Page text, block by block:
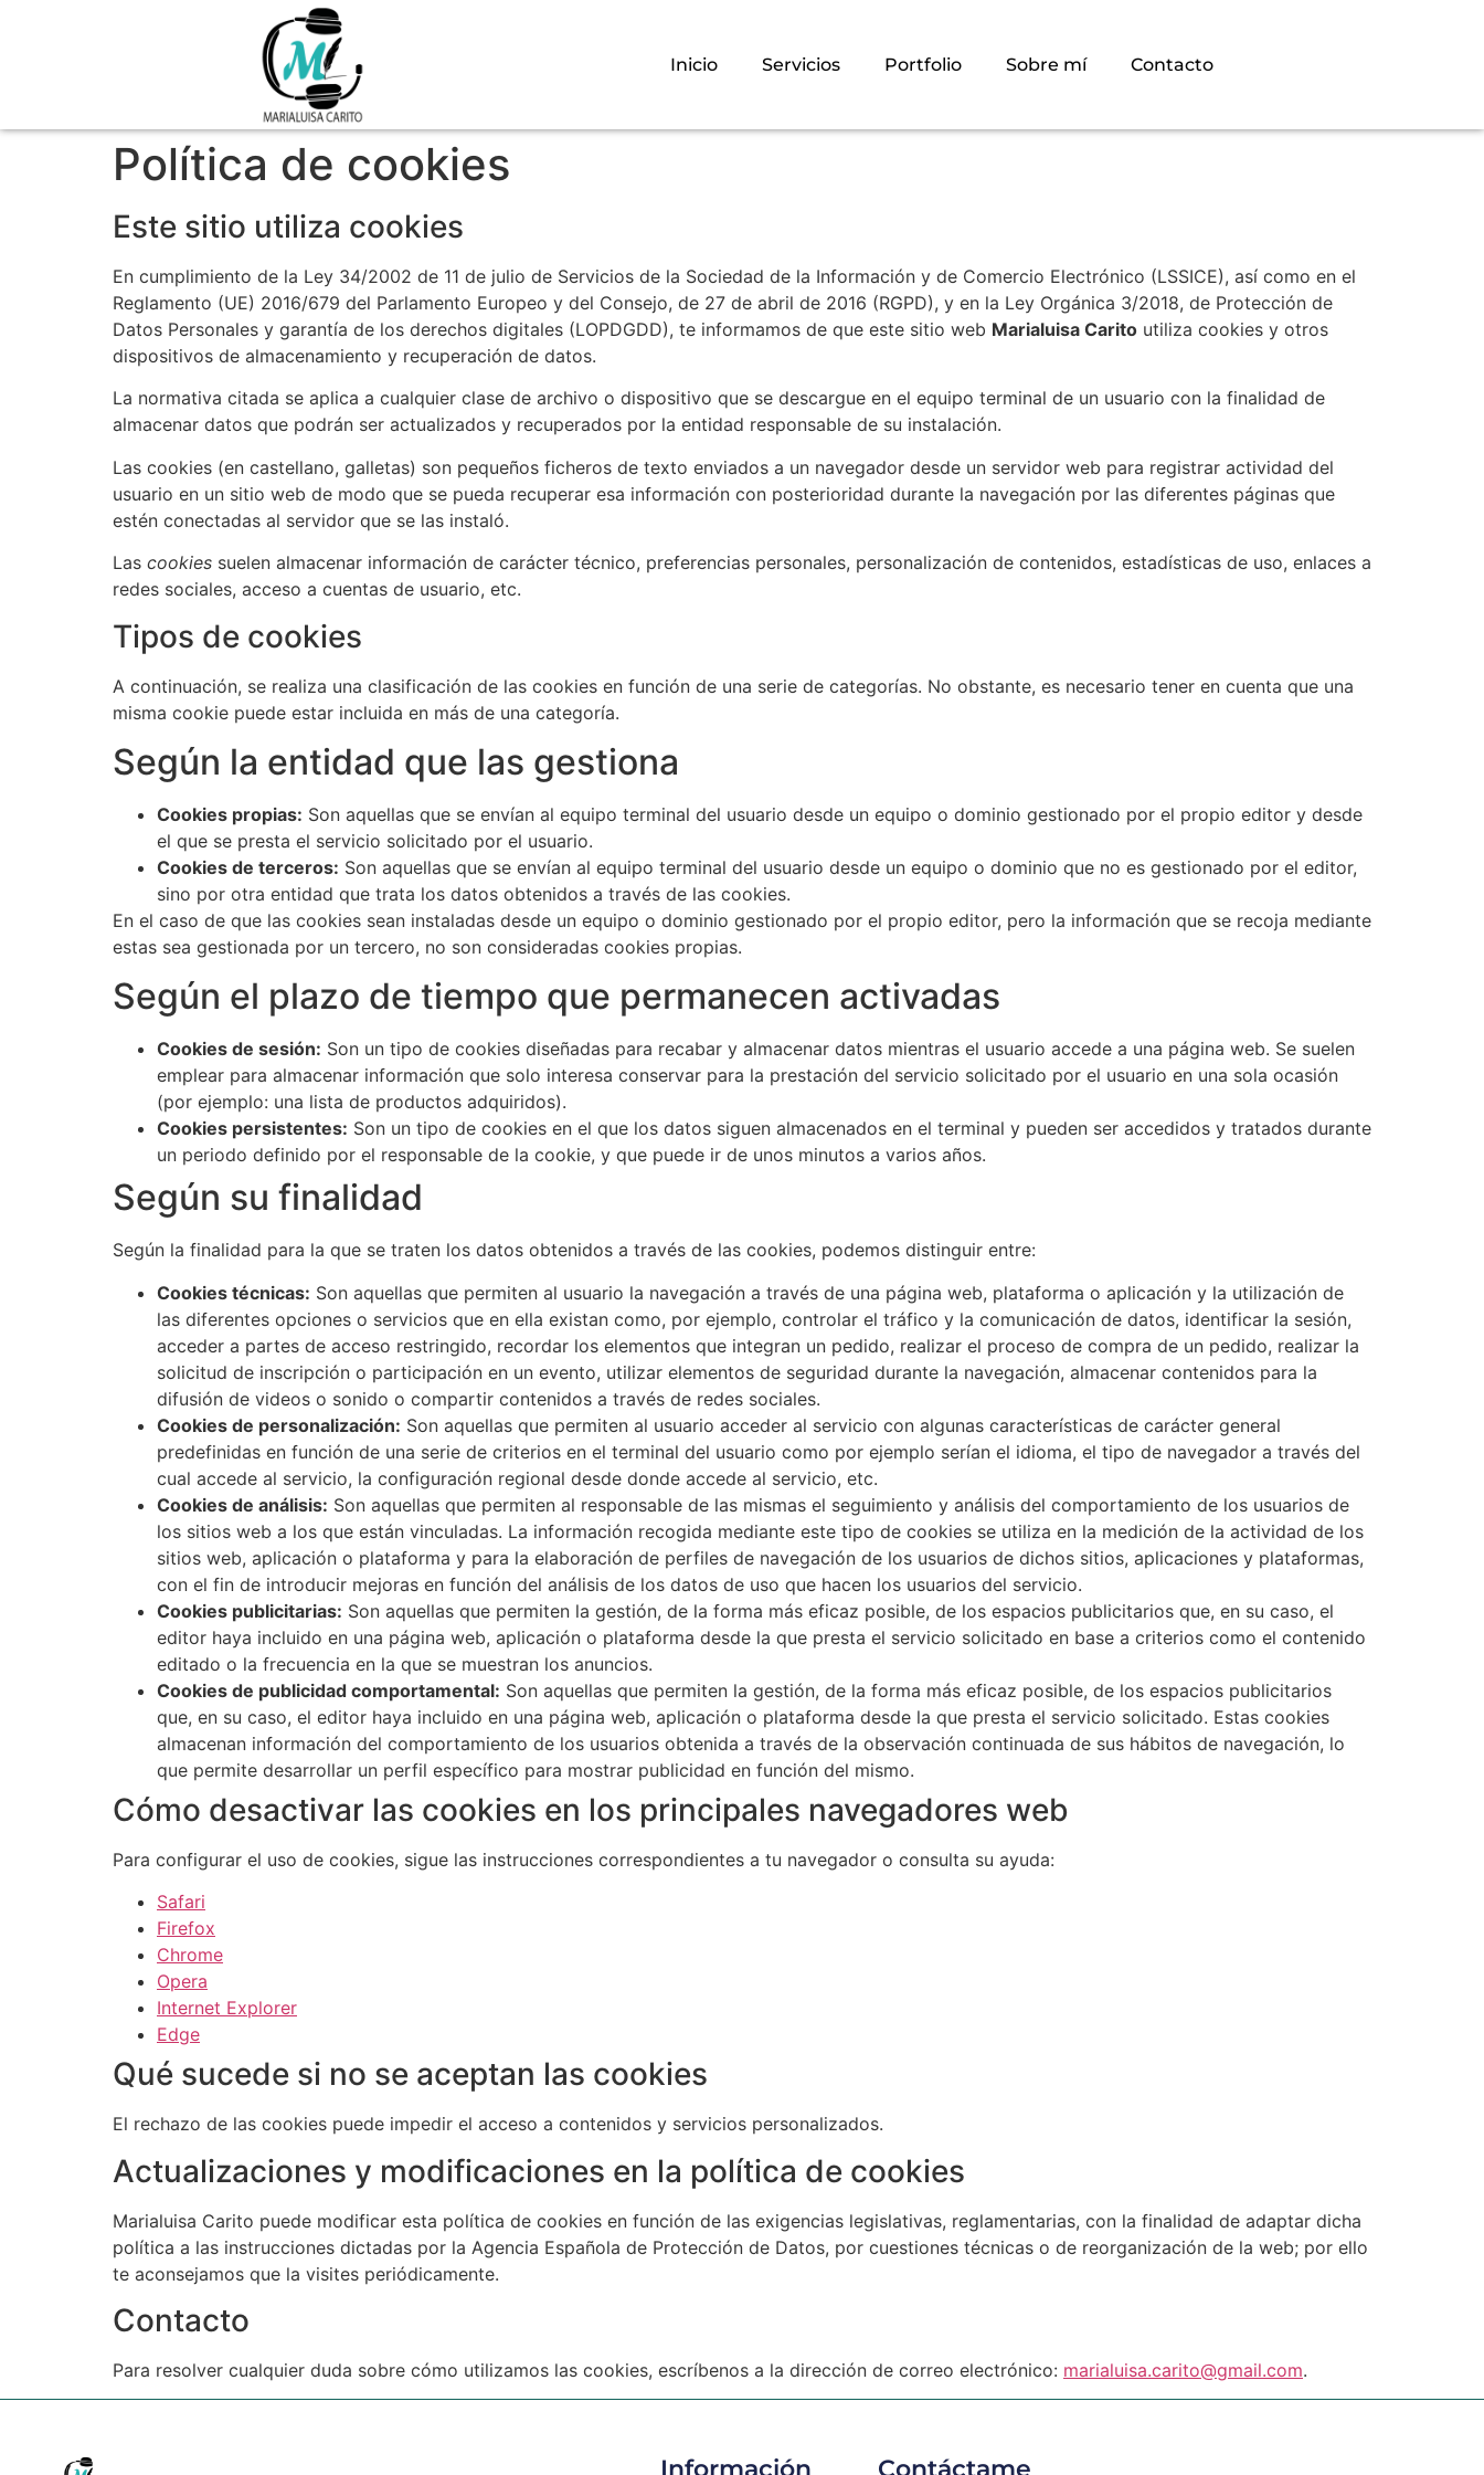
Inicio Servicios Portfolio Sobre mí Contacto
Política de cookies
Este sitio utiliza cookies
En cumplimiento de la Ley 34/2002 de 11 de julio de Servicios de la Sociedad de la Información y de Comercio Electrónico (LSSICE), así como en el
Reglamento (UE) 2016/679 del Parlamento Europeo y del Consejo, de 27 de abril de 2016 (RGPD), y en la Ley Orgánica 3/2018, de Protección de
Datos Personales y garantía de los derechos digitales (LOPDGDD), te informamos de que este sitio web Marialuisa Carito utiliza cookies y otros
dispositivos de almacenamiento y recuperación de datos.
La normativa citada se aplica a cualquier clase de archivo o dispositivo que se descargue en el equipo terminal de un usuario con la finalidad de
almacenar datos que podrán ser actualizados y recuperados por la entidad responsable de su instalación.
Las cookies (en castellano, galletas) son pequeños ficheros de texto enviados a un navegador desde un servidor web para registrar actividad del
usuario en un sitio web de modo que se pueda recuperar esa información con posterioridad durante la navegación por las diferentes páginas que
estén conectadas al servidor que se las instaló.
Las cookies suelen almacenar información de carácter técnico, preferencias personales, personalización de contenidos, estadísticas de uso, enlaces a
redes sociales, acceso a cuentas de usuario, etc.
Tipos de cookies
A continuación, se realiza una clasificación de las cookies en función de una serie de categorías. No obstante, es necesario tener en cuenta que una
misma cookie puede estar incluida en más de una categoría.
Según la entidad que las gestiona
Cookies propias: Son aquellas que se envían al equipo terminal del usuario desde un equipo o dominio gestionado por el propio editor y desde
el que se presta el servicio solicitado por el usuario.
Cookies de terceros: Son aquellas que se envían al equipo terminal del usuario desde un equipo o dominio que no es gestionado por el editor,
sino por otra entidad que trata los datos obtenidos a través de las cookies.
En el caso de que las cookies sean instaladas desde un equipo o dominio gestionado por el propio editor, pero la información que se recoja mediante
estas sea gestionada por un tercero, no son consideradas cookies propias.
Según el plazo de tiempo que permanecen activadas
Cookies de sesión: Son un tipo de cookies diseñadas para recabar y almacenar datos mientras el usuario accede a una página web. Se suelen
emplear para almacenar información que solo interesa conservar para la prestación del servicio solicitado por el usuario en una sola ocasión
(por ejemplo: una lista de productos adquiridos).
Cookies persistentes: Son un tipo de cookies en el que los datos siguen almacenados en el terminal y pueden ser accedidos y tratados durante
un periodo definido por el responsable de la cookie, y que puede ir de unos minutos a varios años.
Según su finalidad
Según la finalidad para la que se traten los datos obtenidos a través de las cookies, podemos distinguir entre:
Cookies técnicas: Son aquellas que permiten al usuario la navegación a través de una página web, plataforma o aplicación y la utilización de
las diferentes opciones o servicios que en ella existan como, por ejemplo, controlar el tráfico y la comunicación de datos, identificar la sesión,
acceder a partes de acceso restringido, recordar los elementos que integran un pedido, realizar el proceso de compra de un pedido, realizar la
solicitud de inscripción o participación en un evento, utilizar elementos de seguridad durante la navegación, almacenar contenidos para la
difusión de videos o sonido o compartir contenidos a través de redes sociales.
Cookies de personalización: Son aquellas que permiten al usuario acceder al servicio con algunas características de carácter general
predefinidas en función de una serie de criterios en el terminal del usuario como por ejemplo serían el idioma, el tipo de navegador a través del
cual accede al servicio, la configuración regional desde donde accede al servicio, etc.
Cookies de análisis: Son aquellas que permiten al responsable de las mismas el seguimiento y análisis del comportamiento de los usuarios de
los sitios web a los que están vinculadas. La información recogida mediante este tipo de cookies se utiliza en la medición de la actividad de los
sitios web, aplicación o plataforma y para la elaboración de perfiles de navegación de los usuarios de dichos sitios, aplicaciones y plataformas,
con el fin de introducir mejoras en función del análisis de los datos de uso que hacen los usuarios del servicio.
Cookies publicitarias: Son aquellas que permiten la gestión, de la forma más eficaz posible, de los espacios publicitarios que, en su caso, el
editor haya incluido en una página web, aplicación o plataforma desde la que presta el servicio solicitado en base a criterios como el contenido
editado o la frecuencia en la que se muestran los anuncios.
Cookies de publicidad comportamental: Son aquellas que permiten la gestión, de la forma más eficaz posible, de los espacios publicitarios
que, en su caso, el editor haya incluido en una página web, aplicación o plataforma desde la que presta el servicio solicitado. Estas cookies
almacenan información del comportamiento de los usuarios obtenida a través de la observación continuada de sus hábitos de navegación, lo
que permite desarrollar un perfil específico para mostrar publicidad en función del mismo.
Cómo desactivar las cookies en los principales navegadores web
Para configurar el uso de cookies, sigue las instrucciones correspondientes a tu navegador o consulta su ayuda:
Safari
Firefox
Chrome
Opera
Internet Explorer
Edge
Qué sucede si no se aceptan las cookies
El rechazo de las cookies puede impedir el acceso a contenidos y servicios personalizados.
Actualizaciones y modificaciones en la política de cookies
Marialuisa Carito puede modificar esta política de cookies en función de las exigencias legislativas, reglamentarias, con la finalidad de adaptar dicha
política a las instrucciones dictadas por la Agencia Española de Protección de Datos, por cuestiones técnicas o de reorganización de la web; por ello
te aconsejamos que la visites periódicamente.
Contacto
Para resolver cualquier duda sobre cómo utilizamos las cookies, escríbenos a la dirección de correo electrónico: marialuisa.carito@gmail.com.
Información Contáctame